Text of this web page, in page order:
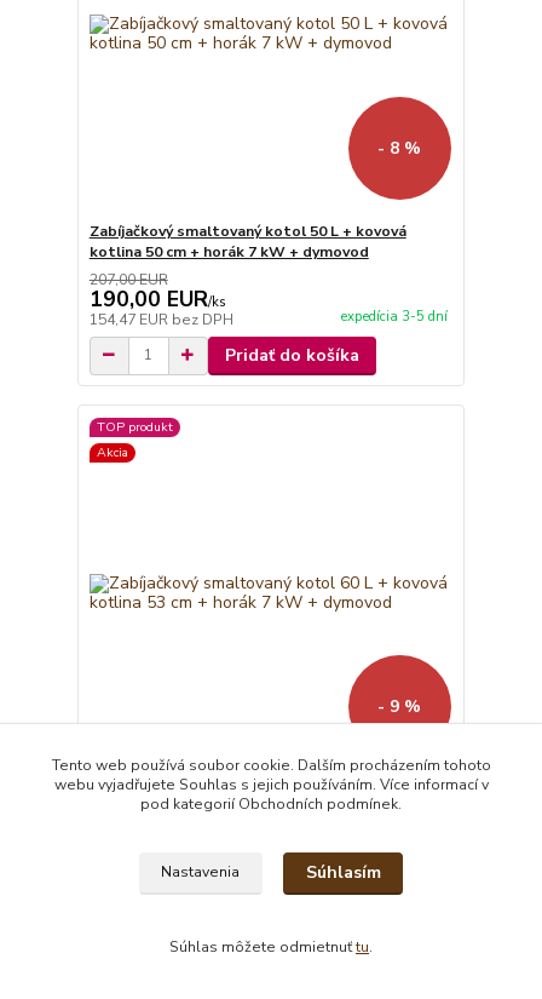
- 8 %
Zabíjačkový smaltovaný kotol 50 L + kovová
kotlina 50 cm + horák 7 kW + dymovod
207,00 EUR
190,00 EUR/ks
154,47 EUR bez DPH expedícia 3-5 dní
Pridať do košíka
TOP produkt
Akcia
- 9 %
Zabíjačkový smaltovaný kotol 60 L + kovová
kotlina 53 cm + horák 7 kW + dymovod
161,79 EURbez DPH expedícia 3-5 dní
Tento web používá soubor cookie. Dalším procházením tohoto
webu vyjadřujete Souhlas s jejich používáním. Více informací v
pod kategorií Obchodních podmínek.
Nastavenia Súhlasím
Súhlas môžete odmietnuťtu.